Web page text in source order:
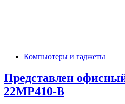
Компьютеры и гаджеты
Представлен
22MP410-B